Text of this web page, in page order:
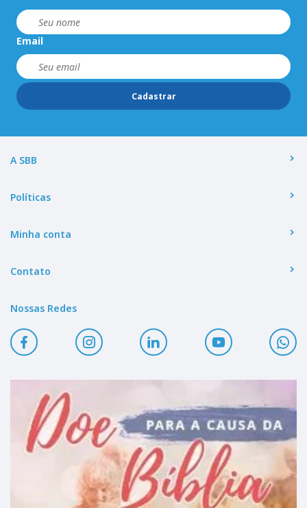
Email
Cadastrar
A SBB
Políticas
Minha conta
Contato
Nossas Redes